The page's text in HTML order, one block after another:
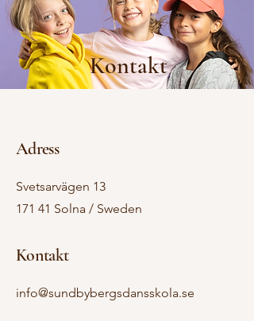
Kontakt
Adress
Svetsarvägen 13
171 41 Solna / Sweden
Kontakt
info@sundbybergsdansskola.se